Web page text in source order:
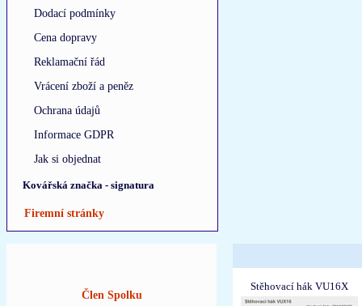
Dodací podmínky
Cena dopravy
Reklamační řád
Vrácení zboží a peněz
Ochrana údajů
Informace GDPR
Jak si objednat
Kovářská značka - signatura
Firemní stránky
Člen Spolku
Stěhovací hák VU16X